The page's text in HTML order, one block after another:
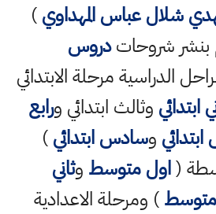
شلال عباس المهداوي)
شروحاتدروس
الدراسية مرحلة الابتدائي
ابتدائي وثالث ابتدائي ورابع
وسادس ابتدائي)
(اول متوسط وثاني
) ومرحلة الاعدادية